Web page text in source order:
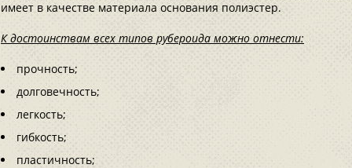
имеет в качестве материала основания полиэстер.
К достоинствам всех типов рубероида можно отнести:
прочность;
долговечность;
легкость;
гибкость;
пластичность;